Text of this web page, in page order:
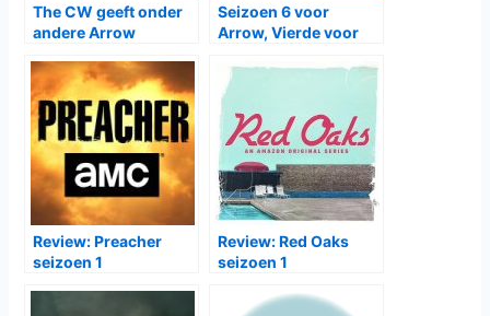
The CW geeft onder
andere Arrow
seizoen 3
Seizoen 6 voor
Arrow, Vierde voor
The Flash en meer
Review: Preacher
seizoen 1
Review: Red Oaks
seizoen 1